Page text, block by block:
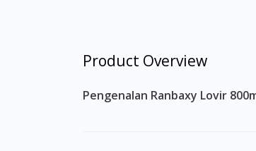
Product Overview
Pengenalan Ranbaxy Lovir